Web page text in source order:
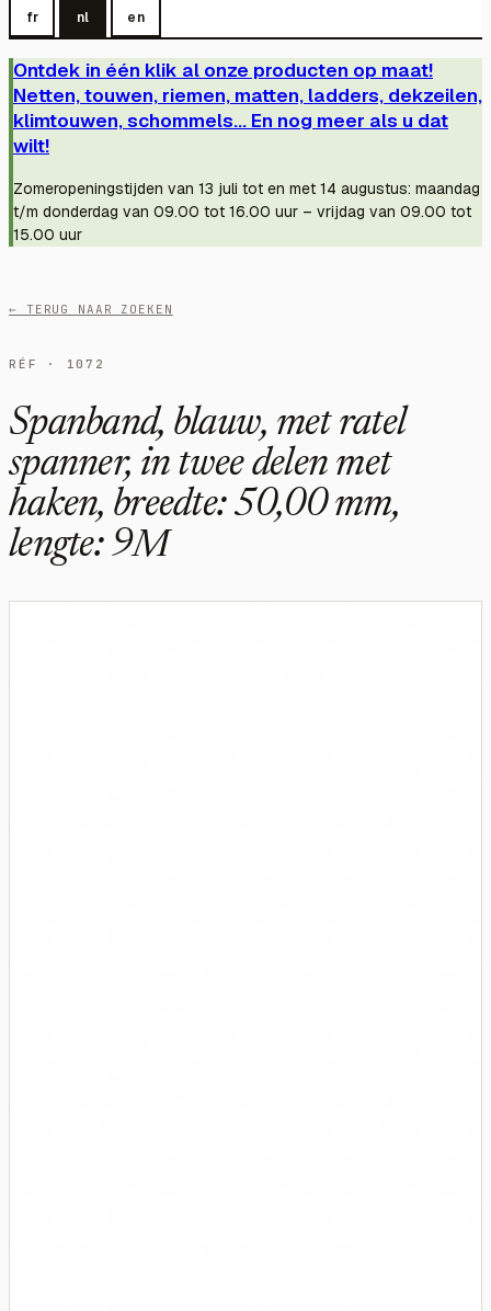
fr nl en
Ontdek in één klik al onze producten op maat!
Netten, touwen, riemen, matten, ladders, dekzeilen,
klimtouwen, schommels... En nog meer als u dat
wilt!
Zomeropeningstijden van 13 juli tot en met 14 augustus: maandag
t/m donderdag van 09.00 tot 16.00 uur – vrijdag van 09.00 tot
15.00 uur
← TERUG NAAR ZOEKEN
RÉF · 1072
Spanband, blauw, met ratel
spanner, in twee delen met
haken, breedte: 50,00 mm,
lengte: 9M